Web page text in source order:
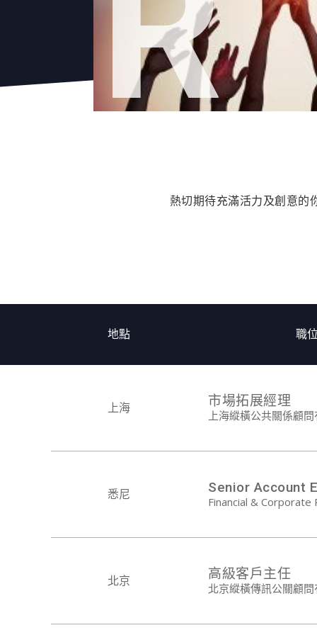
熱切期待充滿活力及創意的
地點 職
上海 市場拓展經理
上海縱橫公共關係顧
悉尼 Senior Account
Financial &
北京 高級客戶主任
北京縱橫傳訊公關顧